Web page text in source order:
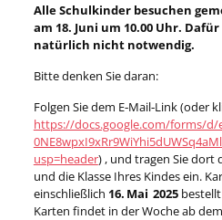
Alle Schulkinder besuchen
am 18. Juni um 10.00 Uhr.
natürlich nicht notwendig.
Bitte denken Sie daran:
Folgen Sie dem E‑Mail‑Link (oder
https://docs.google.com/forms/d/
usp=header) , und tragen Sie dort
und die Klasse Ihres Kindes ein.
einschließlich 16. Mai 2025bestellt
Karten findet in der Woche ab